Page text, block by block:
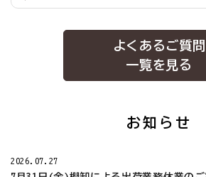
よくあるご質問
一覧を見る
お知らせ
2026.07.27